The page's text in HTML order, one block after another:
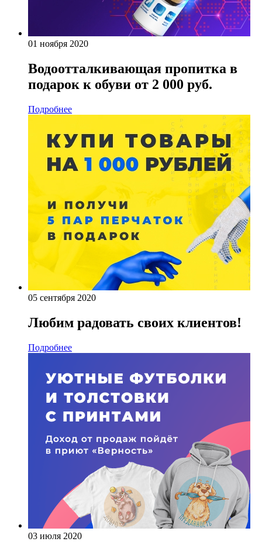
01 ноября 2020
Водоотталкивающая пропитка в
подарок к обуви от 2 000 руб.
Подробнее
05 сентября 2020
Любим радовать своих клиентов!
Подробнее
03 июля 2020